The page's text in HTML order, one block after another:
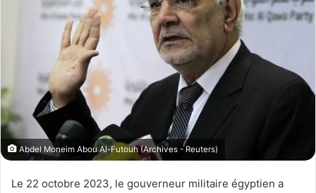
u
u
r
r
e
Abdel Moneim Abou Al-Futouh (Archives - Reuters)
Le 22 octobre 2023, le gouverneur militaire égyptien a